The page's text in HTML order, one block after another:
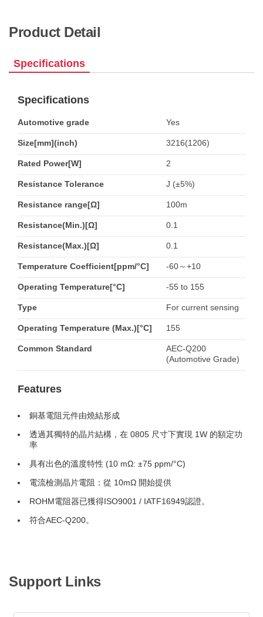
Product Detail
Specifications
Specifications
Automotive grade Yes
Size[mm](inch) 3216(1206)
Rated Power[W] 2
Resistance Tolerance J (±5%)
Resistance range[Ω] 100m
Resistance(Min.)[Ω] 0.1
Resistance(Max.)[Ω] 0.1
Temperature Coefficient[ppm/°C] -60～+10
Operating Temperature[°C] -55 to 155
Type For current sensing
Operating Temperature (Max.)[°C] 155
Common Standard
AEC-Q200
(Automotive Grade)
Features
銅基電阻元件由燒結形成
透過其獨特的晶片結構，在 0805 尺寸下實現 1W 的額定功
率
具有出色的溫度特性 (10 mΩ: ±75 ppm/°C)
電流檢測晶片電阻：從 10mΩ 開始提供
ROHM電阻器已獲得ISO9001 / IATF16949認證。
符合AEC-Q200。
Support Links